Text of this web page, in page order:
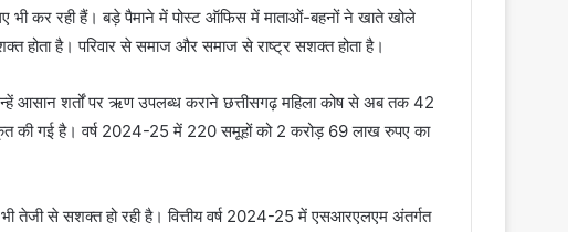
भी कर रही हैं। बड़े पैमाने में पोस्ट ऑफिस में माताओं-बहनों ने खाते खोले
होता है। परिवार से समाज और समाज से राष्ट्र सशक्त होता है।
आसान शर्तों पर ऋण उपलब्ध कराने छत्तीसगढ़ महिला कोष से अब तक 42
की गई है। वर्ष 2024-25 में 220 समूहों को 2 करोड़ 69 लाख रुपए का
तेजी से सशक्त हो रही है। वित्तीय वर्ष 2024-25 में एसआरएलएम अंतर्गत